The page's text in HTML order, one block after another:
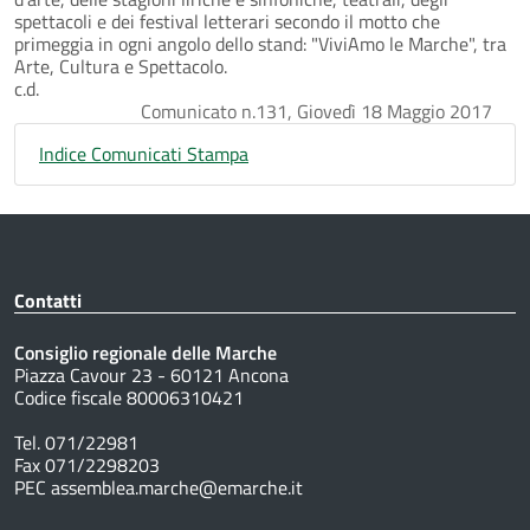
spettacoli e dei festival letterari secondo il motto che
primeggia in ogni angolo dello stand: "ViviAmo le Marche", tra
Arte, Cultura e Spettacolo.
c.d.
Comunicato n.131, Giovedì 18 Maggio 2017
Indice Comunicati Stampa
Contatti
Consiglio regionale delle Marche
Piazza Cavour 23 - 60121 Ancona
Codice fiscale 80006310421
Tel. 071/22981
Fax 071/2298203
PEC assemblea.marche@emarche.it